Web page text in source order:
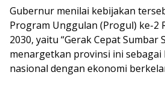
Gubernur menilai kebijakan
Program Unggulan (Progul) ke-2
2030, yaitu “Gerak Cepat Sumbar
menargetkan provinsi ini
nasional dengan ekonomi